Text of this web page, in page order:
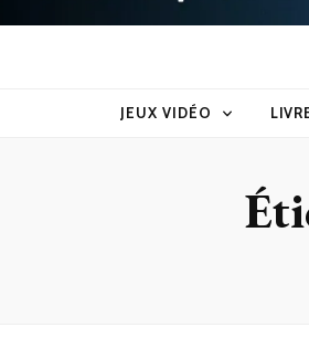
Raoul
JEUX VIDÉO